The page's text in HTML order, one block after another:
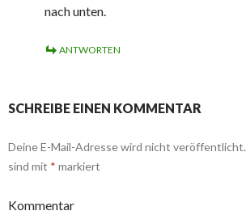
nach unten.
ANTWORTEN
SCHREIBE EINEN KOMMENTAR
Deine E-Mail-Adresse wird nicht veröffentlicht.
sind mit * markiert
Kommentar